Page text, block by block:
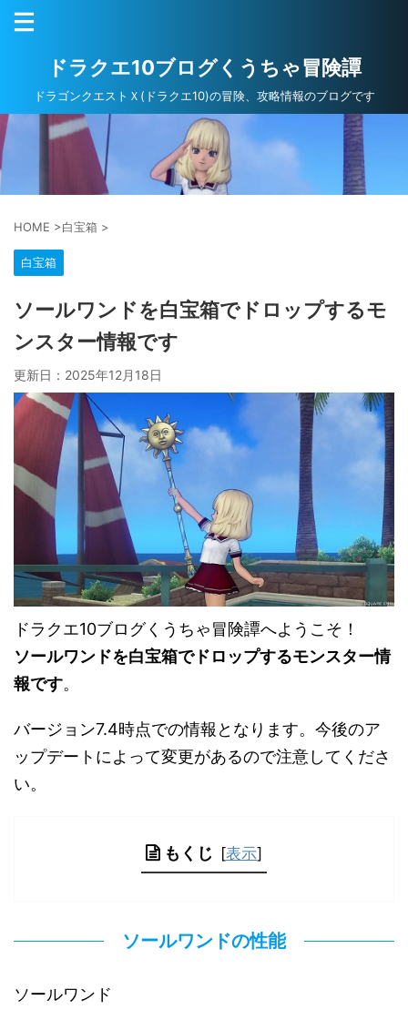
ドラクエ10ブログくうちゃ冒険譚
ドラゴンクエストＸ(ドラクエ10)の冒険、攻略情報のブログです
HOME >白宝箱 >
白宝箱
ソールワンドを白宝箱でドロップするモ
ンスター情報です
更新日： 2025年12月18日
ドラクエ10ブログくうちゃ冒険譚へようこそ！
ソールワンドを白宝箱でドロップするモンスター情
報です。
バージョン7.4時点での情報となります。今後のア
ップデートによって変更があるので注意してくださ
い。
もくじ [表示]
ソールワンドの性能
ソールワンド